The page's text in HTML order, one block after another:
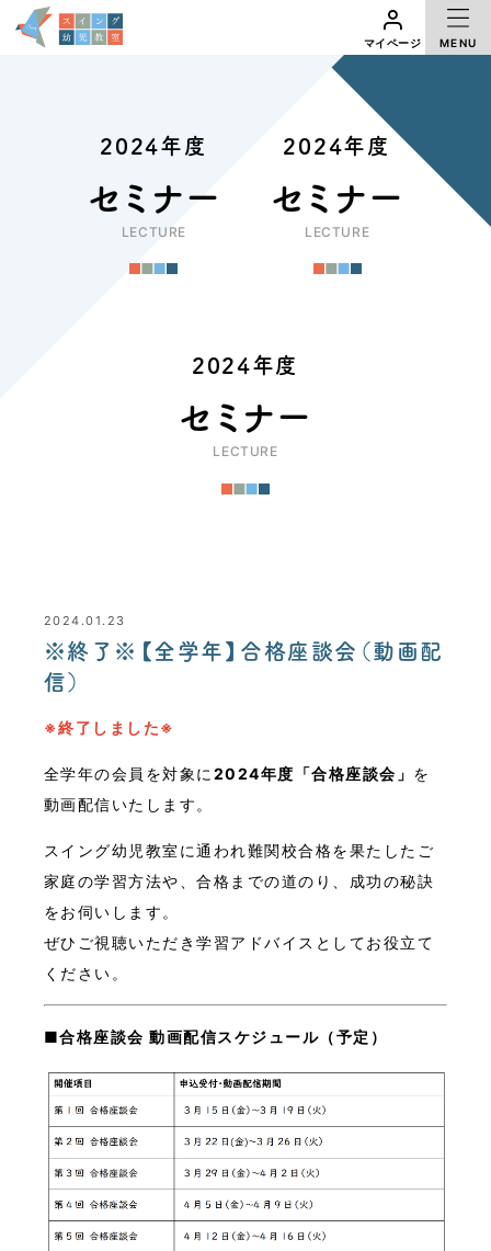
クセス 体験レッスン
マイページ MENU
2024年度
セミナー
LECTURE
2024年度
セミナー
LECTURE
2024年度
セミナー
LECTURE
2024.01.23
※終了※【全学年】合格座談会（動画配
信）
※終了しました※
全学年の会員を対象に 2024年度「合格座談会」 を
動画配信いたします。
スイング幼児教室に通われ難関校合格を果たしたご
家庭の学習方法や、合格までの道のり、成功の秘訣
をお伺いします。
ぜひご視聴いただき学習アドバイスとしてお役立て
ください。
■合格座談会 動画配信スケジュール（予定）